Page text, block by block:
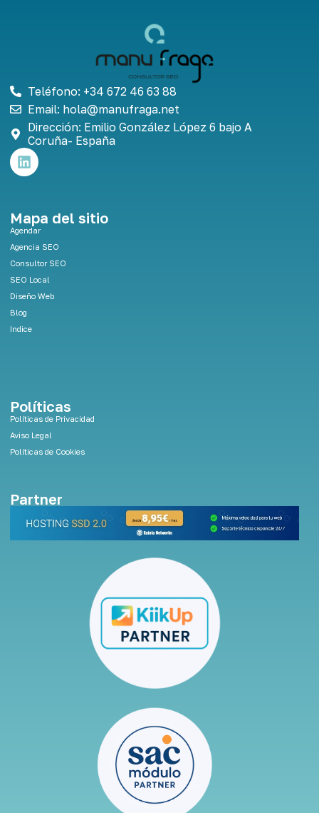
Teléfono: +34 672 46 63 88
Email: hola@manufraga.net
Dirección: Emilio González López 6 bajo A
Coruña- España
L
i
e
d
n
Mapa del sitio
Agendar
Agencia SEO
Consultor SEO
SEO Local
Diseño Web
Blog
Indice
Políticas
Políticas de Privacidad
Aviso Legal
Políticas de Cookies
Partner